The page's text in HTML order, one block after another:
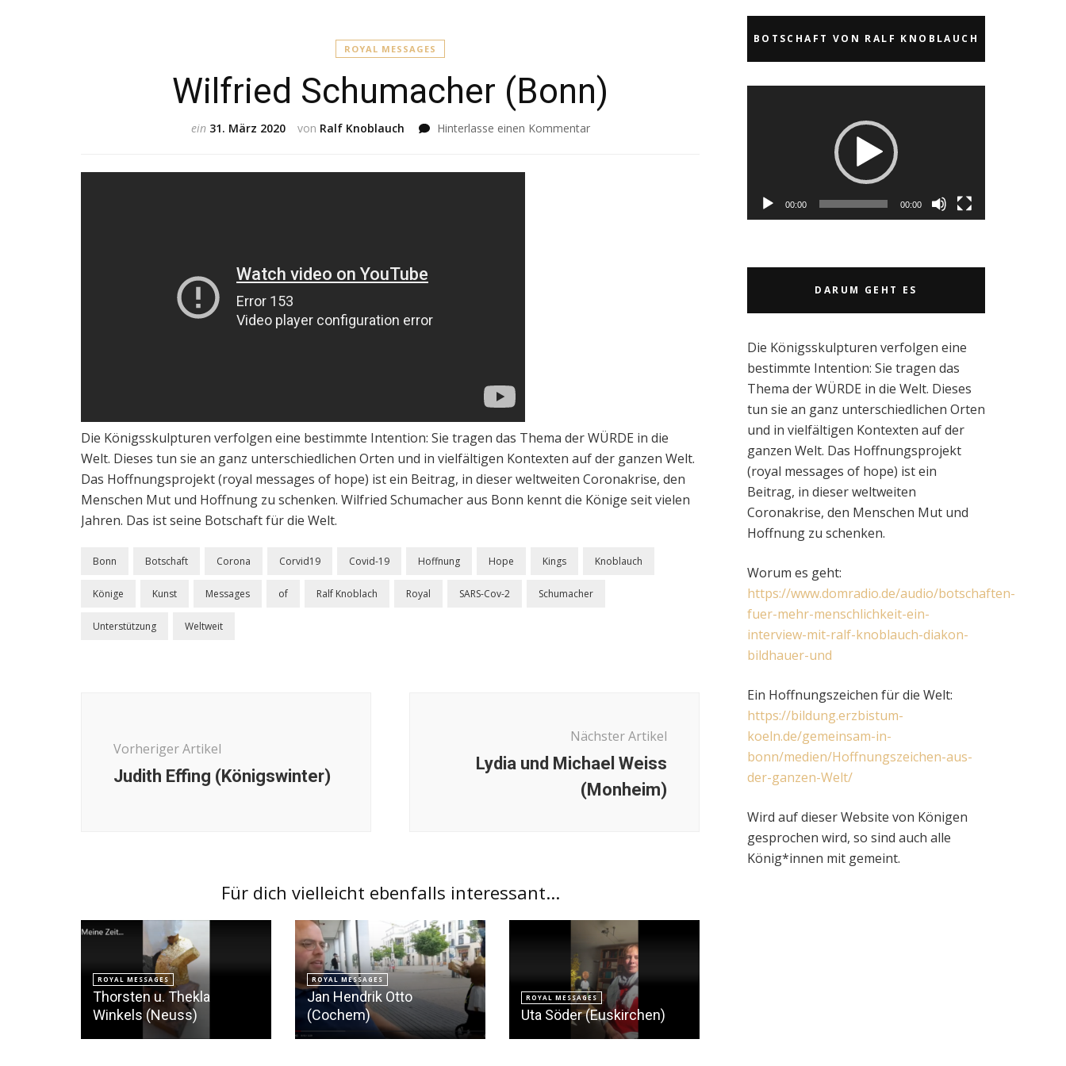
ROYAL MESSAGES
Wilfried Schumacher (Bonn)
von Ralf Knoblauch
ein 31. März 2020 Hinterlasse einen Kommentarzu
Die Königsskulpturen verfolgen eine bestimmte Intention: Sie tragen das Thema der WÜRDE in die
Welt. Dieses tun sie an ganz unterschiedlichen Orten und in vielfältigen Kontexten auf der ganzen Welt.
Das Hoffnungsprojekt (royal messages of hope) ist ein Beitrag, in dieser weltweiten Coronakrise, den
Menschen Mut und Hoffnung zu schenken. Wilfried Schumacher aus Bonn kennt die Könige seit vielen
Jahren. Das ist seine Botschaft für die Welt.
Bonn Botschaft Corona Corvid19 Covid-19 Hoffnung Hope Kings Knoblauch
Könige Kunst Messages of Ralf Knoblach Royal SARS-Cov-2 Schumacher
Unterstützung Weltweit
Vorheriger Artikel
Judith Effing (Königswinter)
Nächster Artikel
Lydia und Michael Weiss
(Monheim)
Für dich vielleicht ebenfalls interessant...
ROYAL MESSAGES
Thorsten u. Thekla
Winkels (Neuss)
ROYAL MESSAGES
Jan Hendrik Otto
(Cochem)
ROYAL MESSAGES
Uta Söder (Euskirchen)
BOTSCHAFT VON RALF KNOBLAUCH
00:00 00:00
DARUM GEHT ES
Die Königsskulpturen verfolgen eine
bestimmte Intention: Sie tragen das
Thema der WÜRDE in die Welt. Dieses
tun sie an ganz unterschiedlichen Orten
und in vielfältigen Kontexten auf der
ganzen Welt. Das Hoffnungsprojekt
(royal messages of hope) ist ein
Beitrag, in dieser weltweiten
Coronakrise, den Menschen Mut und
Hoffnung zu schenken.
Worum es geht:
https://www.domradio.de/audio/botschaften-
fuer-mehr-menschlichkeit-ein-
interview-mit-ralf-knoblauch-diakon-
bildhauer-und
Ein Hoffnungszeichen für die Welt:
https://bildung.erzbistum-
koeln.de/gemeinsam-in-
bonn/medien/Hoffnungszeichen-aus-
der-ganzen-Welt/
Wird auf dieser Website von Königen
gesprochen wird, so sind auch alle
König*innen mit gemeint.